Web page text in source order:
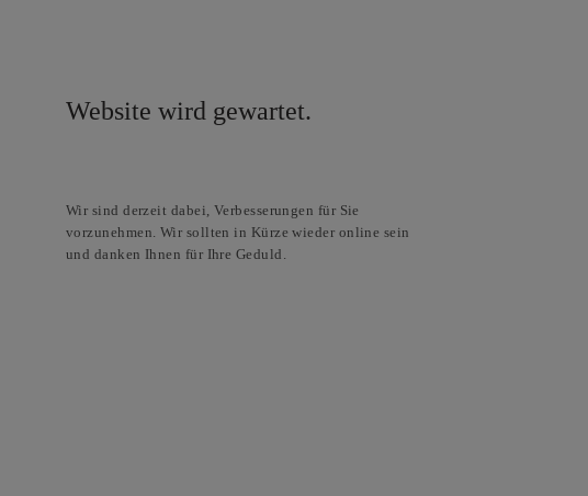
Website wird gewartet.
Wir sind derzeit dabei, Verbesserungen für Sie
vorzunehmen. Wir sollten in Kürze wieder online sein
und danken Ihnen für Ihre Geduld.